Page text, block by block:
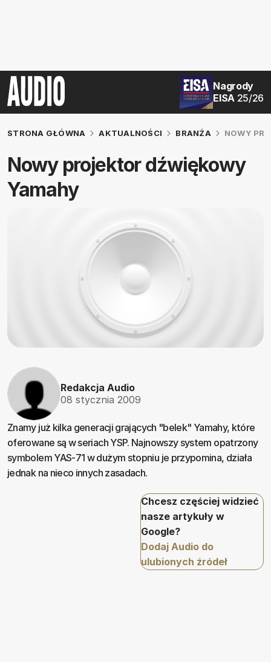
Nagrody
EISA 25/26
STRONA GŁÓWNA AKTUALNOŚCI BRANŻA NOWY
Nowy projektor dźwiękowy
Yamahy
Redakcja Audio
08 stycznia 2009
Znamy już kilka generacji grających "belek" Yamahy, które
oferowane są w seriach YSP. Najnowszy system opatrzony
symbolem YAS-71 w dużym stopniu je przypomina, działa
jednak na nieco innych zasadach.
Chcesz częściej widzieć
nasze artykuły w
Google?
Dodaj Audio do
ulubionych źródeł